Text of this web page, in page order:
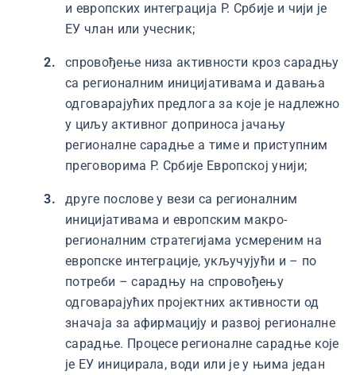
и европских интеграција Р. Србије и чији је
ЕУ члан или учесник;
спровођење низа активности кроз сарадњу
са регионалним иницијативама и давања
одговарајућих предлога за које је надлежно
у циљу активног доприноса јачању
регионалне сарадње а тиме и приступним
преговорима Р. Србије Европској унији;
друге послове у вези са регионалним
иницијативама и европским макро-
регионалним стратегијама усмереним на
европске интеграције, укључујући и – по
потреби – сарадњу на спровођењу
одговарајућих пројектних активности од
значаја за афирмацију и развој регионалне
сарадње. Процесе регионалне сарадње које
је ЕУ иницирала, води или је у њима један